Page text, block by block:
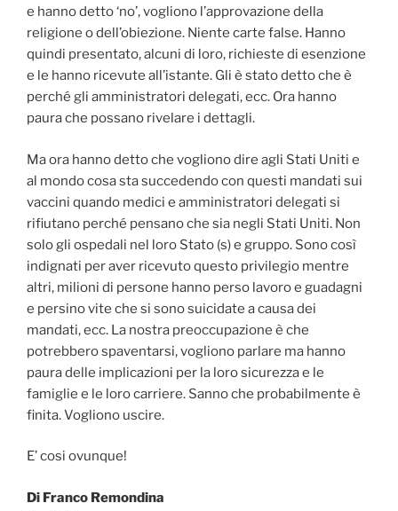
e hanno detto ‘no’, vogliono l’approvazione della
religione o dell’obiezione. Niente carte false. Hanno
quindi presentato, alcuni di loro, richieste di esenzione
e le hanno ricevute all’istante. Gli è stato detto che è
perché gli amministratori delegati, ecc. Ora hanno
paura che possano rivelare i dettagli.
Ma ora hanno detto che vogliono dire agli Stati Uniti e
al mondo cosa sta succedendo con questi mandati sui
vaccini quando medici e amministratori delegati si
rifiutano perché pensano che sia negli Stati Uniti. Non
solo gli ospedali nel loro Stato (s) e gruppo. Sono così
indignati per aver ricevuto questo privilegio mentre
altri, milioni di persone hanno perso lavoro e guadagni
e persino vite che si sono suicidate a causa dei
mandati, ecc. La nostra preoccupazione è che
potrebbero spaventarsi, vogliono parlare ma hanno
paura delle implicazioni per la loro sicurezza e le
famiglie e le loro carriere. Sanno che probabilmente è
finita. Vogliono uscire.
E’ cosi ovunque!
Di Franco Remondina